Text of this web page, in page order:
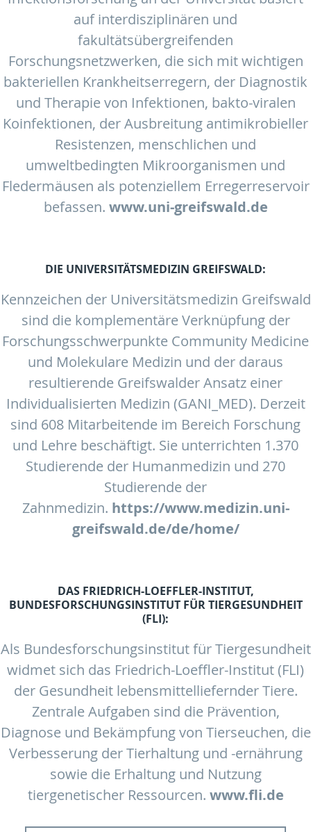
auf interdisziplinären und
fakultätsübergreifenden
Forschungsnetzwerken, die sich mit wichtigen
bakteriellen Krankheitserregern, der Diagnostik
und Therapie von Infektionen, bakto-viralen
Koinfektionen, der Ausbreitung antimikrobieller
Resistenzen, menschlichen und
umweltbedingten Mikroorganismen und
Fledermäusen als potenziellem Erregerreservoir
befassen. www.uni-greifswald.de
DIE UNIVERSITÄTSMEDIZIN GREIFSWALD:
Kennzeichen der Universitätsmedizin Greifswald
sind die komplementäre Verknüpfung der
Forschungsschwerpunkte Community Medicine
und Molekulare Medizin und der daraus
resultierende Greifswalder Ansatz einer
Individualisierten Medizin (GANI_MED). Derzeit
sind 608 Mitarbeitende im Bereich Forschung
und Lehre beschäftigt. Sie unterrichten 1.370
Studierende der Humanmedizin und 270
Studierende der
Zahnmedizin. https://www.medizin.uni-
greifswald.de/de/home/
DAS FRIEDRICH-LOEFFLER-INSTITUT,
BUNDESFORSCHUNGSINSTITUT FÜR TIERGESUNDHEIT
(FLI):
Als Bundesforschungsinstitut für Tiergesundheit
widmet sich das Friedrich-Loeffler-Institut (FLI)
der Gesundheit lebensmittelliefernder Tiere.
Zentrale Aufgaben sind die Prävention,
Diagnose und Bekämpfung von Tierseuchen, die
Verbesserung der Tierhaltung und -ernährung
sowie die Erhaltung und Nutzung
tiergenetischer Ressourcen. www.fli.de